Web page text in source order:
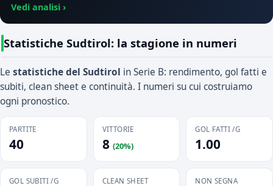
Vedi analisi ›
Statistiche Sudtirol: la stagione in numeri
Le statistiche del Sudtirol in Serie B: rendimento, gol fatti e
subiti, clean sheet e continuità. I numeri su cui costruiamo
ogni pronostico.
PARTITE
40
VITTORIE
8 (20%)
GOL FATTI /G
1.00
GOL SUBITI /G CLEAN SHEET NON SEGNA